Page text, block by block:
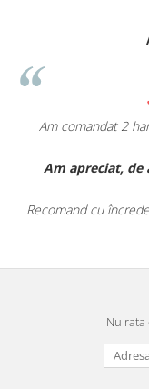
Am comandat 2
Am apreciat, de
Recomand cu
Nu